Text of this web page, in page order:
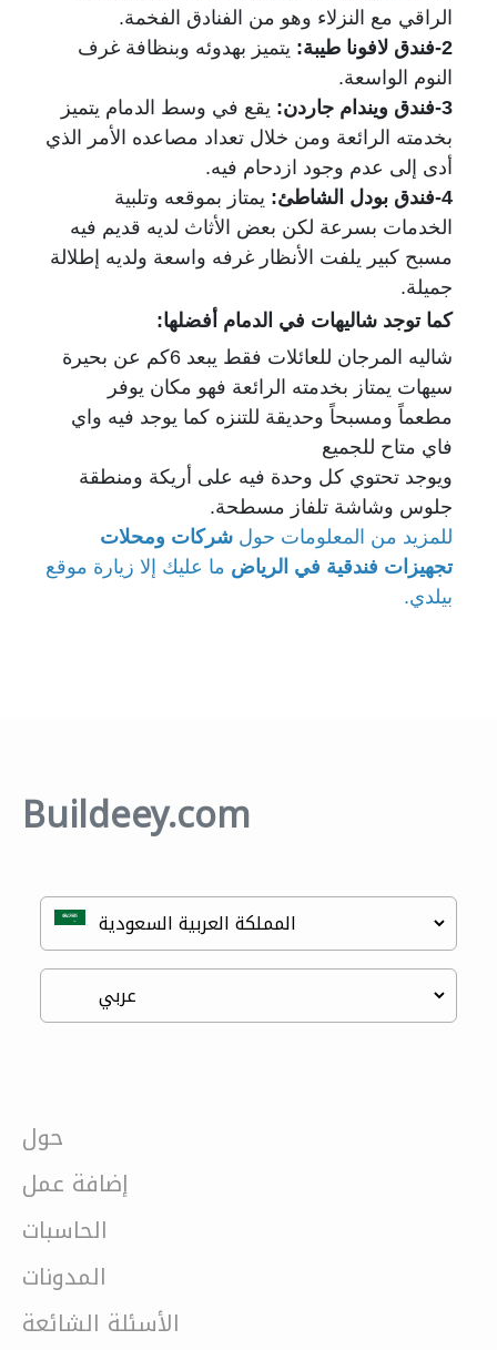
الراقي مع النزلاء وهو من الفنادق الفخمة.
2-فندق لافونا طيبة:
يتميز بهدوئه وبنظافة غرف
النوم الواسعة.
3-فندق ويندام جاردن:
يقع في وسط الدمام يتميز
بخدمته الرائعة ومن خلال تعداد مصاعده الأمر الذي
أدى إلى عدم وجود ازدحام فيه.
4-فندق بودل الشاطئ:
يمتاز بموقعه وتلبية
الخدمات بسرعة لكن بعض الأثاث لديه قديم فيه
مسبح كبير يلفت الأنظار غرفه واسعة ولديه إطلالة
جميلة.
كما توجد شاليهات في الدمام أفضلها:
شاليه المرجان للعائلات فقط يبعد 6كم عن بحيرة
سيهات يمتاز بخدمته الرائعة فهو مكان يوفر
مطعماً ومسبحاً وحديقة للتنزه كما يوجد فيه واي
فاي متاح للجميع
ويوجد تحتوي كل وحدة فيه على أريكة ومنطقة
جلوس وشاشة تلفاز مسطحة.
للمزيد من المعلومات حول شركات ومحلات
تجهيزات فندقية في الرياض ما عليك إلا زيارة موقع
بيلدي.
Buildeey.com
حول
إضافة عمل
الحاسبات
المدونات
الأسئلة الشائعة